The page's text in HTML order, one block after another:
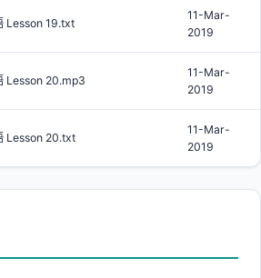
Lesson 19.txt
11-Mar-
2019
Lesson 20.mp3
11-Mar-
2019
Lesson 20.txt
11-Mar-
2019